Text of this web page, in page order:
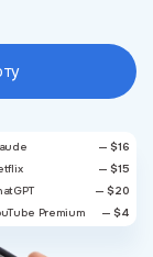
— $16
— $15
— $20
Premium
— $4